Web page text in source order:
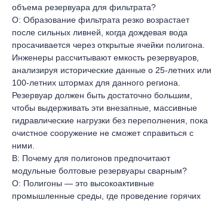
объема резервуара для фильтрата?
О: Образование фильтрата резко возрастает
после сильных ливней, когда дождевая вода
просачивается через открытые ячейки полигона.
Инженеры рассчитывают емкость резервуаров,
анализируя исторические данные о 25-летних или
100-летних штормах для данного региона.
Резервуар должен быть достаточно большим,
чтобы выдерживать эти внезапные, массивные
гидравлические нагрузки без переполнения, пока
очистное сооружение не сможет справиться с
ними.
В: Почему для полигонов предпочитают
модульные болтовые резервуары сварным?
О: Полигоны — это высокоактивные
промышленные среды, где проведение горячих